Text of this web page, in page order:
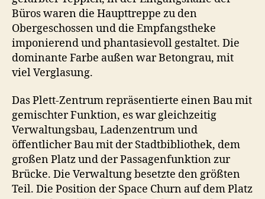
Büros waren die Haupttreppe zu den
Obergeschossen und die Empfangstheke
imponierend und phantasievoll gestaltet. Die
dominante Farbe außen war Betongrau, mit
viel Verglasung.
Das Plett-Zentrum repräsentierte einen Bau mit
gemischter Funktion, es war gleichzeitig
Verwaltungsbau, Ladenzentrum und
öffentlicher Bau mit der Stadtbibliothek, dem
großen Platz und der Passagenfunktion zur
Brücke. Die Verwaltung besetzte den größten
Teil. Die Position der Space Churn auf dem Platz